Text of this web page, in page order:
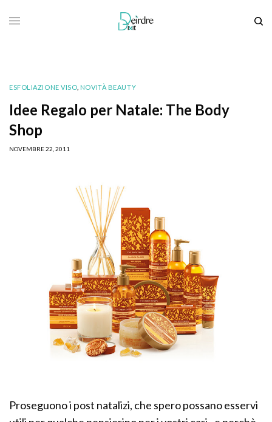
ESFOLIAZIONE VISO, NOVITÀ BEAUTY
Idee Regalo per Natale: The Body
Shop
NOVEMBRE 22, 2011
Proseguono i post natalizi, che spero possano esservi